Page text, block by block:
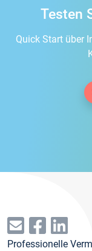
Testen
Quick Start über
Professionelle